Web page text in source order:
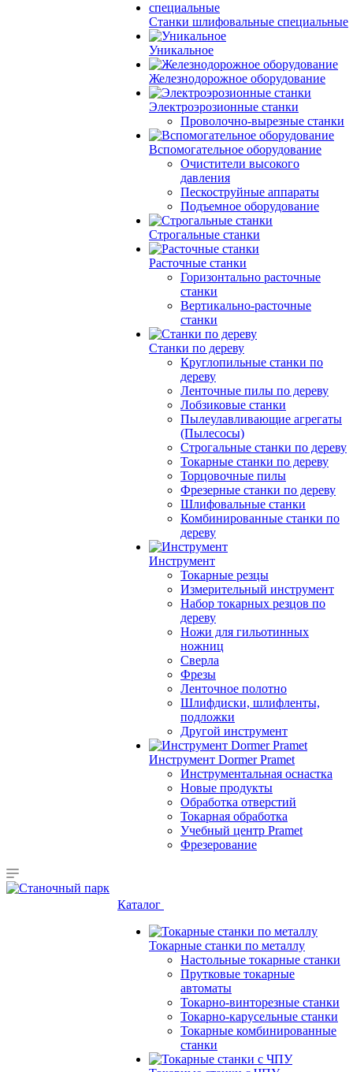
Станки шлифовальные специальные
Уникальное
Железнодорожное оборудование
Электроэрозионные станки
Проволочно-вырезные станки
Вспомогательное оборудование
Очистители высокого
давления
Пескоструйные аппараты
Подъемное оборудование
Строгальные станки
Расточные станки
Горизонтально расточные
станки
Вертикально-расточные
станки
Станки по дереву
Круглопильные станки по
дереву
Ленточные пилы по дереву
Лобзиковые станки
Пылеулавливающие агрегаты
(Пылесосы)
Строгальные станки по дереву
Токарные станки по дереву
Торцовочные пилы
Фрезерные станки по дереву
Шлифовальные станки
Комбинированные станки по
дереву
Инструмент
Токарные резцы
Измерительный инструмент
Набор токарных резцов по
дереву
Ножи для гильотинных
ножниц
Сверла
Фрезы
Ленточное полотно
Шлифдиски, шлифленты,
подложки
Другой инструмент
Инструмент Dormer Pramet
Инструментальная оснастка
Новые продукты
Обработка отверстий
Токарная обработка
Учебный центр Pramet
Фрезерование
Каталог
Токарные станки по металлу
Настольные токарные станки
Прутковые токарные
автоматы
Токарно-винторезные станки
Токарно-карусельные станки
Токарные комбинированные
станки